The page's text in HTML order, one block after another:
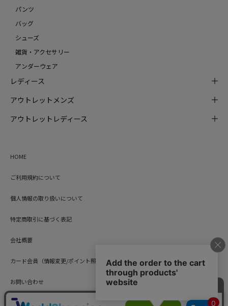
パンツ
バッグ
シューズ
雑貨・アクセサリー
アンダーウェア
レディース
アウトレットメンズ
アウトレットレディース
HOME
ご利用規約について
個人情報の取り扱いについて
特定商取引に基づく表記
会社概要
カード会員（情報変更/ポイント照会）
お問い合わせ